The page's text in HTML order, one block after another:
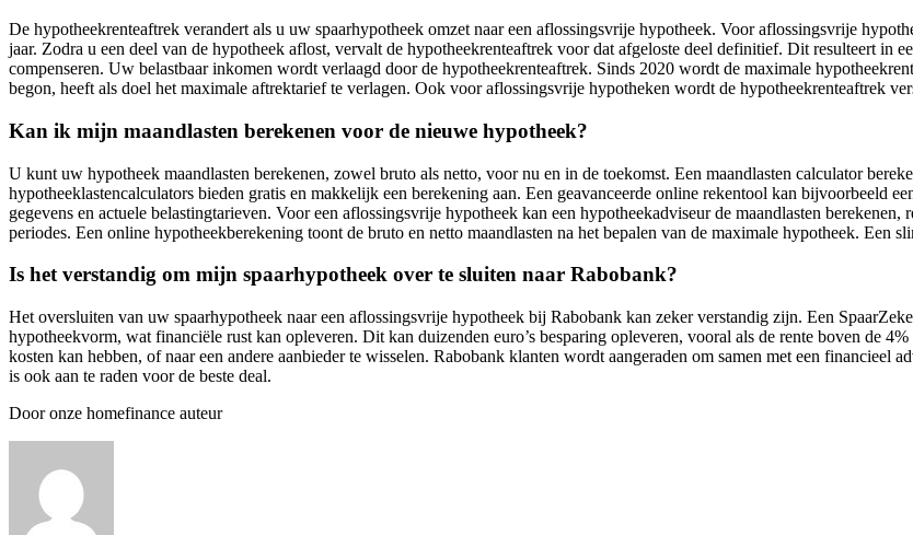
De hypotheekrenteaftrek verandert als u uw spaarhypotheek omzet naar een aflossingsvrije hypotheek. Voor aflossingsvrije
jaar. Zodra u een deel van de hypotheek aflost, vervalt de hypotheekrenteaftrek voor dat afgeloste deel definitief. Dit resulteert in
compenseren. Uw belastbaar inkomen wordt verlaagd door de hypotheekrenteaftrek. Sinds 2020 wordt de maximale
begon, heeft als doel het maximale aftrektarief te verlagen. Ook voor aflossingsvrije hypotheken wordt de hypotheekrenteaftrek
Kan ik mijn maandlasten berekenen voor de nieuwe hypotheek?
U kunt uw hypotheek maandlasten berekenen, zowel bruto als netto, voor nu en in de toekomst. Een maandlasten calculator
hypotheeklastencalculators bieden gratis en makkelijk een berekening aan. Een geavanceerde online rekentool kan bijvoorbeeld
gegevens en actuele belastingtarieven. Voor een aflossingsvrije hypotheek kan een hypotheekadviseur de maandlasten
periodes. Een online hypotheekberekening toont de bruto en netto maandlasten na het bepalen van de maximale hypotheek. Een
Is het verstandig om mijn spaarhypotheek over te sluiten naar Rabobank?
Het oversluiten van uw spaarhypotheek naar een aflossingsvrije hypotheek bij Rabobank kan zeker verstandig zijn. Een
hypotheekvorm, wat financiële rust kan opleveren. Dit kan duizenden euro’s besparing opleveren, vooral als de rente boven de
kosten kan hebben, of naar een andere aanbieder te wisselen. Rabobank klanten wordt aangeraden om samen met een
is ook aan te raden voor de beste deal.
Door onze homefinance auteur